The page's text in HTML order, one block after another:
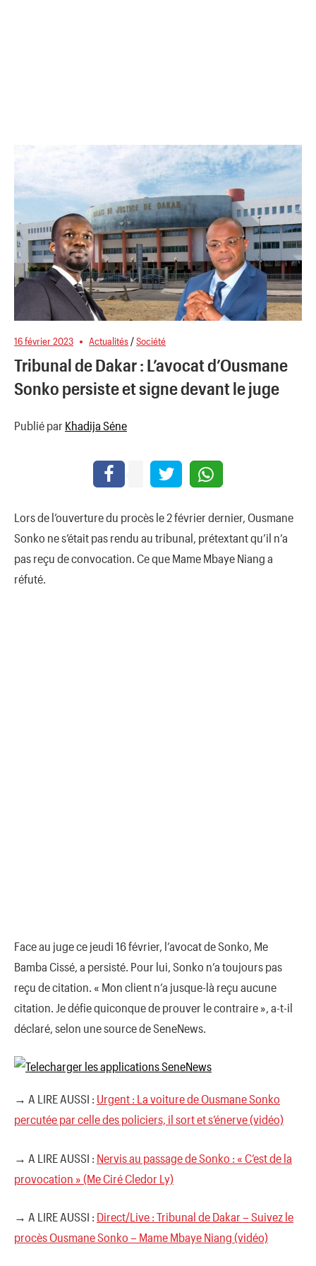
16 février 2023 Actualités /Société
Tribunal de Dakar : L’avocat d’Ousmane
Sonko persiste et signe devant le juge
Publié par Khadija Séne
Lors de l’ouverture du procès le 2 février dernier, Ousmane
Sonko ne s’était pas rendu au tribunal, prétextant qu’il n’a
pas reçu de convocation. Ce que Mame Mbaye Niang a
réfuté.
Face au juge ce jeudi 16 février, l’avocat de Sonko, Me
Bamba Cissé, a persisté. Pour lui, Sonko n’a toujours pas
reçu de citation. « Mon client n’a jusque-là reçu aucune
citation. Je défie quiconque de prouver le contraire », a-t-il
déclaré, selon une source de SeneNews.
→ A LIRE AUSSI : Urgent : La voiture de Ousmane Sonko
percutée par celle des policiers, il sort et s’énerve (vidéo)
→ A LIRE AUSSI : Nervis au passage de Sonko : « C’est de la
provocation » (Me Ciré Cledor Ly)
→ A LIRE AUSSI : Direct/Live : Tribunal de Dakar – Suivez le
procès Ousmane Sonko – Mame Mbaye Niang (vidéo)